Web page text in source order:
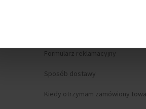
Formularz reklamacyjny
Sposób dostawy
Kiedy otrzymam zamówiony